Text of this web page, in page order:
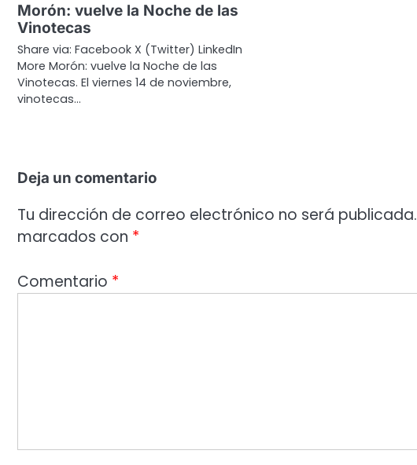
Morón: vuelve la Noche de las
Vinotecas
Share via: Facebook X (Twitter) LinkedIn
More Morón: vuelve la Noche de las
Vinotecas. El viernes 14 de noviembre,
vinotecas…
Deja un comentario
Tu dirección de correo electrónico no será publicada.
marcados con *
Comentario *